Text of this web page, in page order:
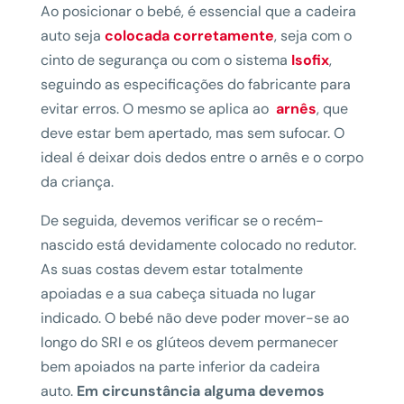
Ao posicionar o bebé, é essencial que a cadeira
auto seja colocada corretamente, seja com o
cinto de segurança ou com o sistema Isofix,
seguindo as especificações do fabricante para
evitar erros. O mesmo se aplica ao arnês, que
deve estar bem apertado, mas sem sufocar. O
ideal é deixar dois dedos entre o arnês e o corpo
da criança.
De seguida, devemos verificar se o recém-
nascido está devidamente colocado no redutor.
As suas costas devem estar totalmente
apoiadas e a sua cabeça situada no lugar
indicado. O bebé não deve poder mover-se ao
longo do SRI e os glúteos devem permanecer
bem apoiados na parte inferior da cadeira
auto. Em circunstância alguma devemos